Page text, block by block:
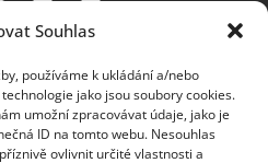
Souhlas
používáme k ukládání a/nebo
jako jsou soubory cookies.
umožní zpracovávat údaje, jako je
ID na tomto webu. Nesouhlas
ovlivnit určité vlastnosti a
údajů|Soubory cookies |
používání.